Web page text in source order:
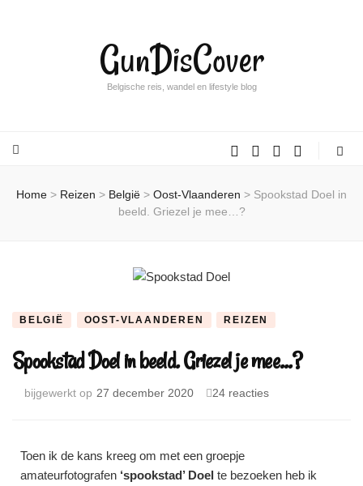
GunDisCover
Belgische reis, wandel en lifestyle blog
Home > Reizen > België > Oost-Vlaanderen > Spookstad Doel in
beeld. Griezel je mee…?
BELGIË OOST-VLAANDEREN REIZEN
Spookstad Doel in beeld. Griezel je mee…?
bijgewerkt op 27 december 2020 24 reacties
Toen ik de kans kreeg om met een groepje
amateurfotografen ‘spookstad’ Doel te bezoeken heb ik